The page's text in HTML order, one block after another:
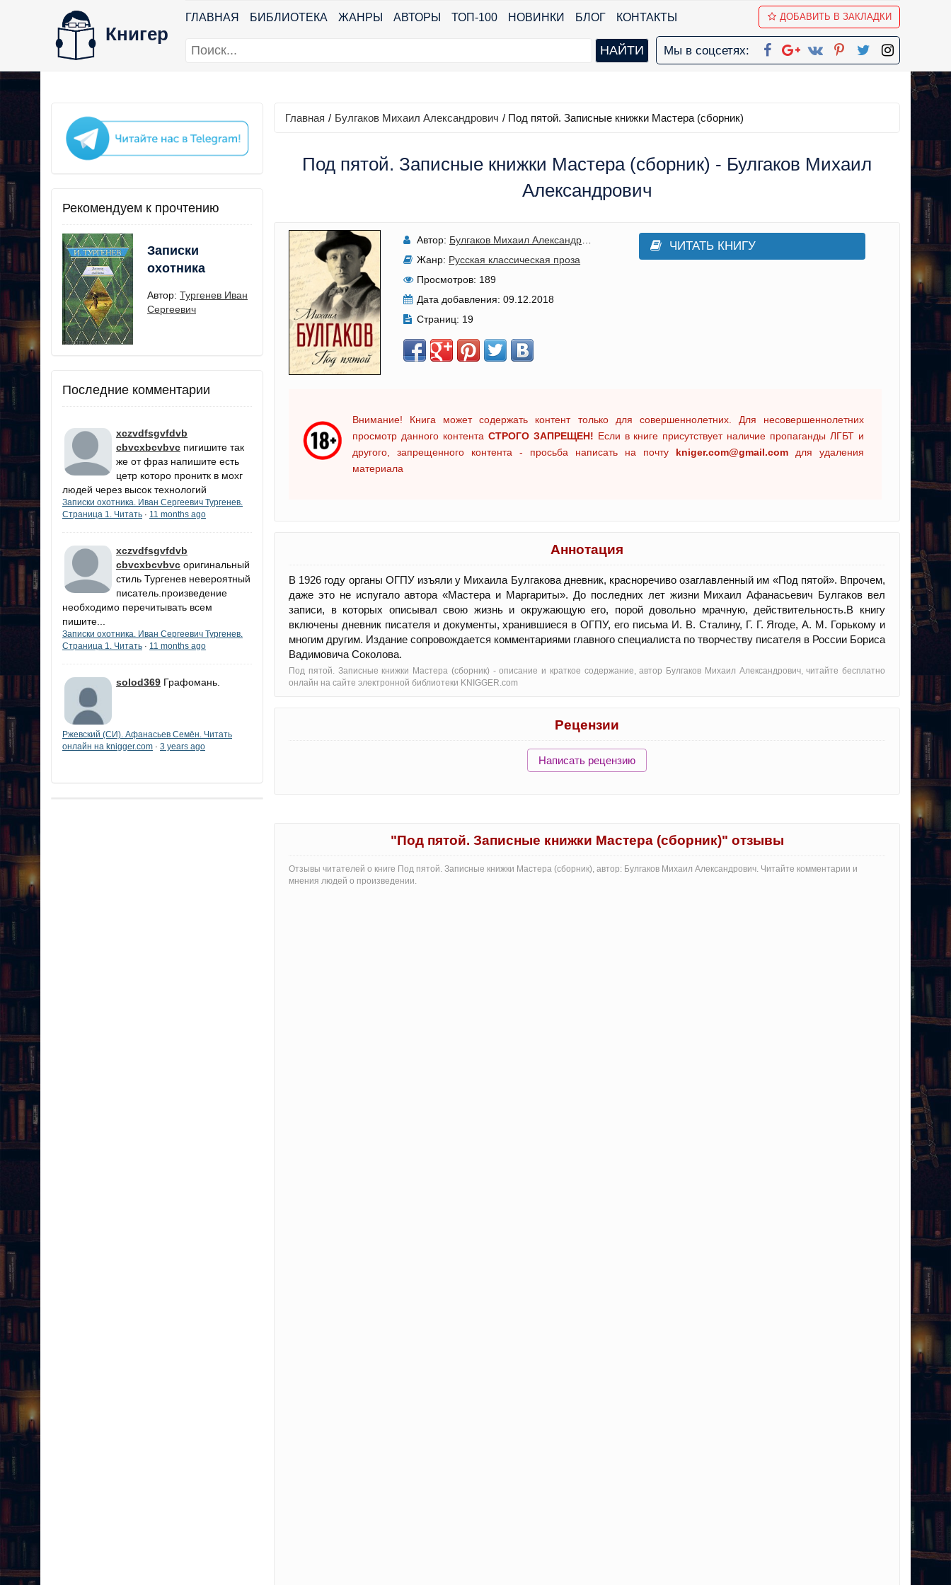
Книгер
ГЛАВНАЯ БИБЛИОТЕКА ЖАНРЫ АВТОРЫ ТОП-100 НОВИНКИ БЛОГ КОНТАКТЫ ДОБАВИТЬ В ЗАКЛАДКИ
Мы в соцсетях:
Рекомендуем к прочтению
Записки
охотника
Автор: Тургенев Иван
Сергеевич
Последние комментарии
xczvdfsgvfdvb
cbvcxbcvbvc пигишите так
же от фраз напишите есть
цетр которо пронитк в мохг
людей через высок технологий
Записки охотника. Иван Сергеевич Тургенев.
Страница 1. Читать · 11 months ago
xczvdfsgvfdvb
cbvcxbcvbvc оригинальный
стиль Тургенев невероятный
писатель.произведение
необходимо перечитывать всем
пишите...
Записки охотника. Иван Сергеевич Тургенев.
Страница 1. Читать · 11 months ago
solod369 Графомань.
Ржевский (СИ). Афанасьев Семён. Читать
онлайн на knigger.com · 3 years ago
Главная / Булгаков Михаил Александрович / Под пятой. Записные книжки Мастера (сборник)
Под пятой. Записные книжки Мастера (сборник) - Булгаков Михаил
Александрович
Автор: Булгаков Михаил Александрович
Жанр: Русская классическая проза
Просмотров: 189
Дата добавления: 09.12.2018
Страниц: 19
ЧИТАТЬ КНИГУ
Внимание! Книга может содержать контент только для совершеннолетних. Для несовершеннолетних
просмотр данного контента СТРОГО ЗАПРЕЩЕН! Если в книге присутствует наличие пропаганды ЛГБТ и
другого, запрещенного контента - просьба написать на почту kniger.com@gmail.com для удаления
материала
Аннотация
В 1926 году органы ОГПУ изъяли у Михаила Булгакова дневник, красноречиво озаглавленный им «Под пятой». Впрочем,
даже это не испугало автора «Мастера и Маргариты». До последних лет жизни Михаил Афанасьевич Булгаков вел
записи, в которых описывал свою жизнь и окружающую его, порой довольно мрачную, действительность.В книгу
включены дневник писателя и документы, хранившиеся в ОГПУ, его письма И. В. Сталину, Г. Г. Ягоде, A. M. Горькому и
многим другим. Издание сопровождается комментариями главного специалиста по творчеству писателя в России Бориса
Вадимовича Соколова.
Под пятой. Записные книжки Мастера (сборник) - oписание и краткое содержание, автор Булгаков Михаил Александрович, читайте бесплатно
онлайн на сайте электронной библиотеки KNIGGER.com
Рецензии
Написать рецензию
"Под пятой. Записные книжки Мастера (сборник)" отзывы
Отзывы читателей о книге Под пятой. Записные книжки Мастера (сборник), автор: Булгаков Михаил Александрович. Читайте комментарии и
мнения людей о произведении.